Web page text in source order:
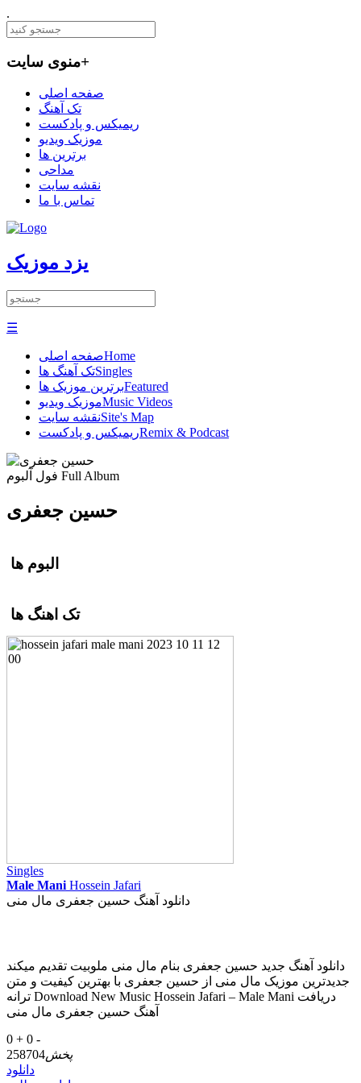
.
منوی سایت+
صفحه اصلی
تک آهنگ
ریمیکس و پادکست
موزیک ویدیو
برترین ها
مداحی
نقشه سایت
تماس با ما
یزد موزیک
☰
صفحه اصلیHome
تک آهنگ هاSingles
برترین موزیک هاFeatured
موزیک ویدیوMusic Videos
نقشه سایتSite's Map
ریمیکس و پادکستRemix & Podcast
Full Album
حسین جعفری
البوم ها
تک اهنگ ها
Singles
Male Mani Hossein Jafari
دانلود آهنگ حسین جعفری مال منی
دانلود آهنگ جدید حسین جعفری بنام مال منی ملوبیت تقدیم میکند
جدیدترین موزیک مال منی از حسین جعفری با بهترین کیفیت و متن
ترانه Download New Music Hossein Jafari – Male Mani دریافت
آهنگ حسین جعفری مال منی
0 + 0 -
پخش258704
دانلود